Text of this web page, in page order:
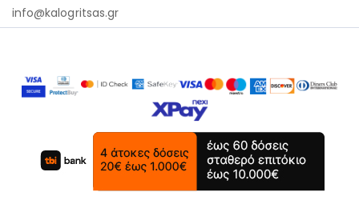
info@kalogritsas.gr